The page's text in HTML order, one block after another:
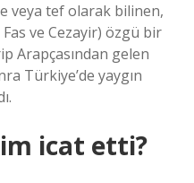
veya tef olarak bilinen,
ve Cezayir) özgü bir
Arapçasından gelen
Türkiye’de yaygın
icat etti?